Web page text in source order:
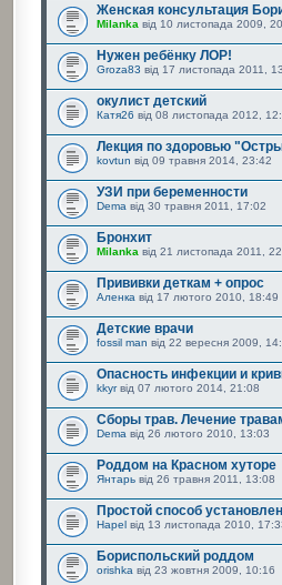
Женская консультация
Milanka від 10 листопада 2009,
Нужен ребёнку ЛОР!
Groza83 від 17 листопада 2011,
окулист детский
Катя26 від 08 листопада 2012,
Лекция по здоровью
kovtun від 09 травня 2014, 23:42
УЗИ при беременности
Dema від 30 травня 2011, 17:02
Бронхит
Milanka від 21 листопада 2011,
Прививки деткам + опрос
Аленка від 17 лютого 2010, 18:49
Детские врачи
fossil man від 22 вересня 2009,
Опасность инфекции и
kkyrвід 07 лютого 2014, 21:08
Сборы трав. Лечение
Dema від 26 лютого 2010, 13:03
Роддом на Красном хуторе
Янтарьвід 26 травня 2011, 13:08
Простой способ
Hapelвід 13 листопада 2010,
Бориспольский роддом
orishka від 23 жовтня 2009, 10:16